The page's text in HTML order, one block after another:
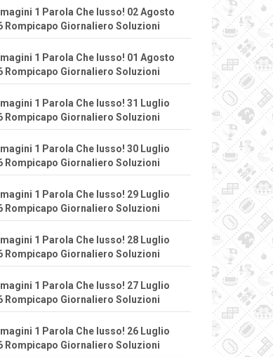
1 Parola Che lusso! 02 Agosto
Rompicapo Giornaliero Soluzioni
1 Parola Che lusso! 01 Agosto
Rompicapo Giornaliero Soluzioni
1 Parola Che lusso! 31 Luglio
Rompicapo Giornaliero Soluzioni
1 Parola Che lusso! 30 Luglio
Rompicapo Giornaliero Soluzioni
1 Parola Che lusso! 29 Luglio
Rompicapo Giornaliero Soluzioni
1 Parola Che lusso! 28 Luglio
Rompicapo Giornaliero Soluzioni
1 Parola Che lusso! 27 Luglio
Rompicapo Giornaliero Soluzioni
1 Parola Che lusso! 26 Luglio
Rompicapo Giornaliero Soluzioni